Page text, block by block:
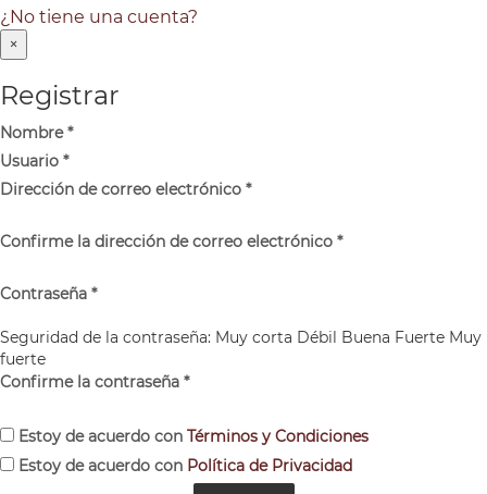
¿No tiene una cuenta?
×
Registrar
Nombre*
Usuario *
Dirección de correo electrónico *
Confirme la dirección de correo electrónico *
Contraseña *
Seguridad de la contraseña: Muy corta Débil Buena Fuerte Muy
fuerte
Confirme la contraseña *
Estoy de acuerdo con Términos y Condiciones
Estoy de acuerdo con Política de Privacidad